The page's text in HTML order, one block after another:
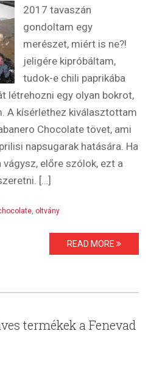
2017 tavaszán
gondoltam egy
merészet, miért is ne?!
jeligére kipróbáltam,
tudok-e chili paprikába
létrehozni egy olyan bokrot,
A kísérlethez kiválasztottam
Chocolate tövet, ami
napsugarak hatására. Ha
előre szólok, ezt a
[…]
oltvány
READ MORE
termékek a Fenevad